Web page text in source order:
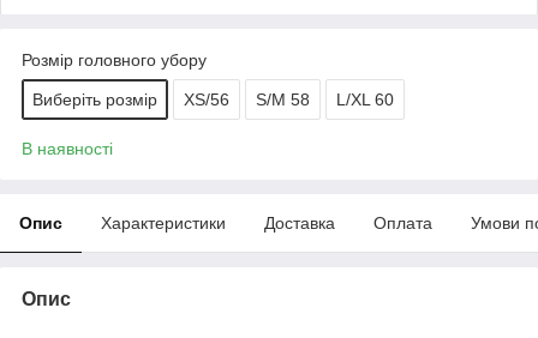
Розмір головного убору
Виберіть розмір XS/56 S/M 58 L/XL 60
В наявності
Опис Характеристики Доставка Оплата Умови
Опис